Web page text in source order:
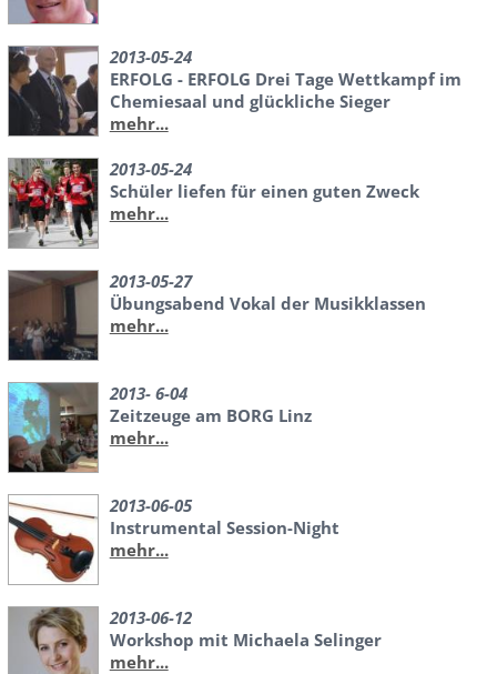
2013-05-24
ERFOLG - ERFOLG Drei Tage Wettkampf im
Chemiesaal und glückliche Sieger
mehr...
2013-05-24
Schüler liefen für einen guten Zweck
mehr...
2013-05-27
Übungsabend Vokal der Musikklassen
mehr...
2013- 6-04
Zeitzeuge am BORG Linz
mehr...
2013-06-05
Instrumental Session-Night
mehr...
2013-06-12
Workshop mit Michaela Selinger
mehr...